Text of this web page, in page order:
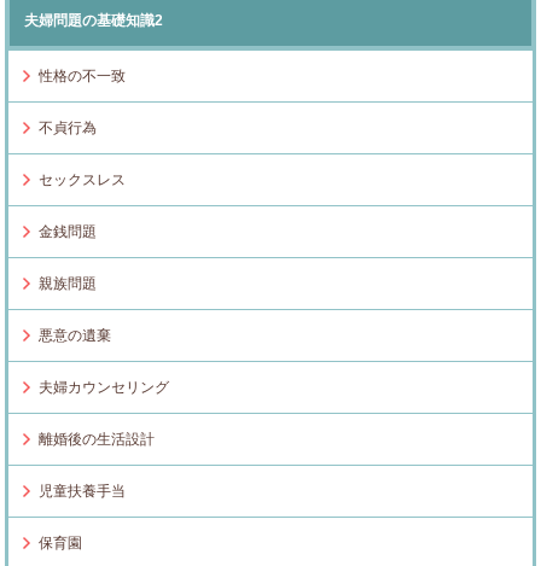
夫婦問題の基礎知識2
性格の不一致
不貞行為
セックスレス
金銭問題
親族問題
悪意の遺棄
夫婦カウンセリング
離婚後の生活設計
児童扶養手当
保育園